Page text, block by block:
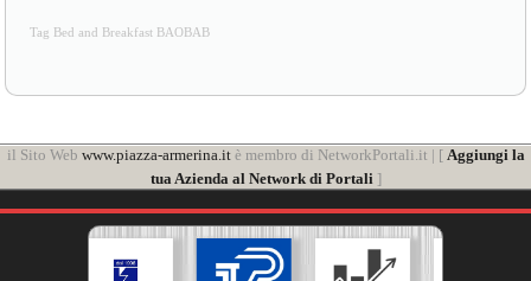
Tag Bed and Breakfast BAOBAB
il Sito Web www.piazza-armerina.itè membro di NetworkPortali.it | [ Aggiungi la
tua Azienda al Network di Portali]